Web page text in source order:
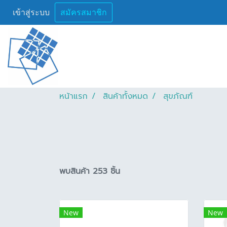
เข้าสู่ระบบ สมัครสมาชิก
หน้าแรก สินค้าทั้งหมด สุขภัณฑ์
พบสินค้า 253 ชิ้น
New New